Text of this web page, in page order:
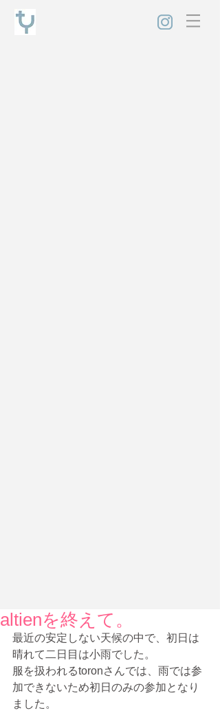
altienを終えて。
最近の安定しない天候の中で、初日は
晴れて二日目は小雨でした。
服を扱われるtoronさんでは、雨では参
加できないため初日のみの参加となり
ました。